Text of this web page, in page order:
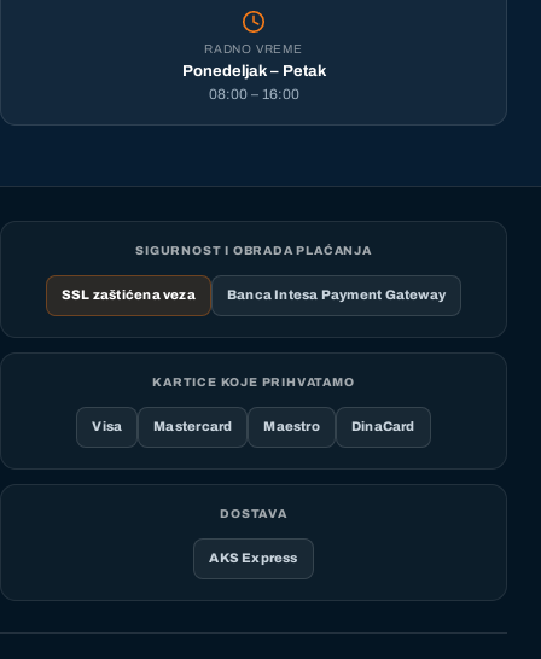
RADNO VREME
Ponedeljak – Petak
08:00 – 16:00
SIGURNOST I OBRADA PLAĆANJA
SSL zaštićena veza Banca Intesa Payment Gateway
KARTICE KOJE PRIHVATAMO
Visa Mastercard Maestro DinaCard
DOSTAVA
AKS Express